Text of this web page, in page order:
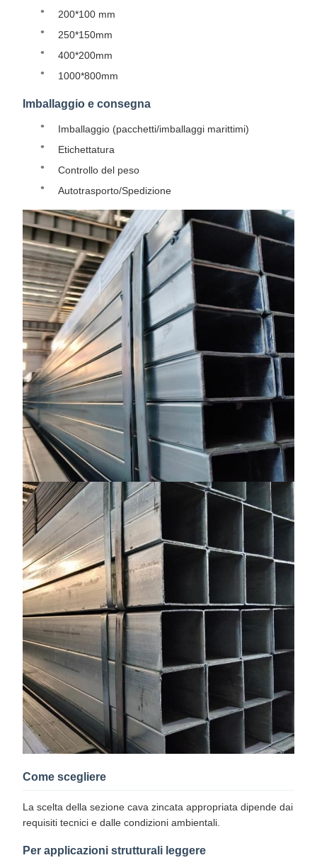
200*100 mm
250*150mm
400*200mm
1000*800mm
Imballaggio e consegna
Imballaggio (pacchetti/imballaggi marittimi)
Etichettatura
Controllo del peso
Autotrasporto/Spedizione
Come scegliere
La scelta della sezione cava zincata appropriata dipende dai
requisiti tecnici e dalle condizioni ambientali.
Per applicazioni strutturali leggere